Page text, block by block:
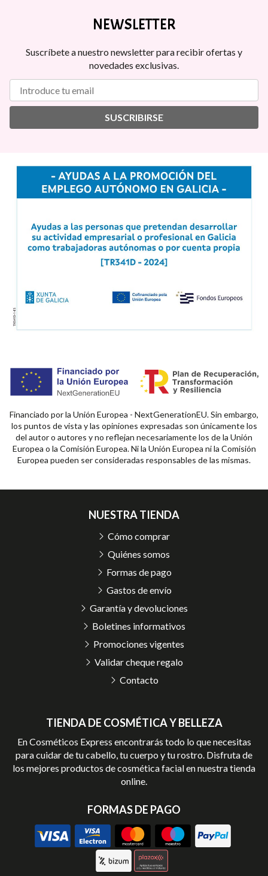
NEWSLETTER
Suscríbete a nuestro newsletter para recibir ofertas y
novedades exclusivas.
SUSCRIBIRSE
Financiado por la Unión Europea - NextGenerationEU. Sin embargo,
los puntos de vista y las opiniones expresadas son únicamente los
del autor o autores y no reflejan necesariamente los de la Unión
Europea o la Comisión Europea. Ni la Unión Europea ni la Comisión
Europea pueden ser consideradas responsables de las mismas.
TIENDA DE COSMÉTICA Y BELLEZA
En Cosméticos Express encontrarás todo lo que necesitas
para cuidar de tu cabello, tu cuerpo y tu rostro. Disfruta de
los mejores productos de cosmética facial en nuestra tienda
online.
FORMAS DE PAGO
NUESTRA TIENDA
Cómo comprar
Quiénes somos
Formas de pago
Gastos de envío
Garantía y devoluciones
Boletines informativos
Promociones vigentes
Validar cheque regalo
Contacto